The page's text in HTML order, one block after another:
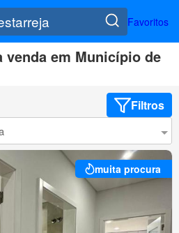
Favoritos
venda em Município de
Filtros
muita procura